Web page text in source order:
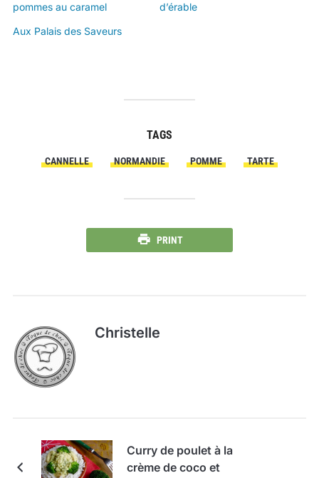
pommes au caramel
d’érable
Aux Palais des Saveurs
TAGS
CANNELLE NORMANDIE POMME TARTE
PRINT
Christelle
Curry de poulet à la
crème de coco et